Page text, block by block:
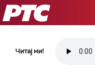
РТС
Читај ми!